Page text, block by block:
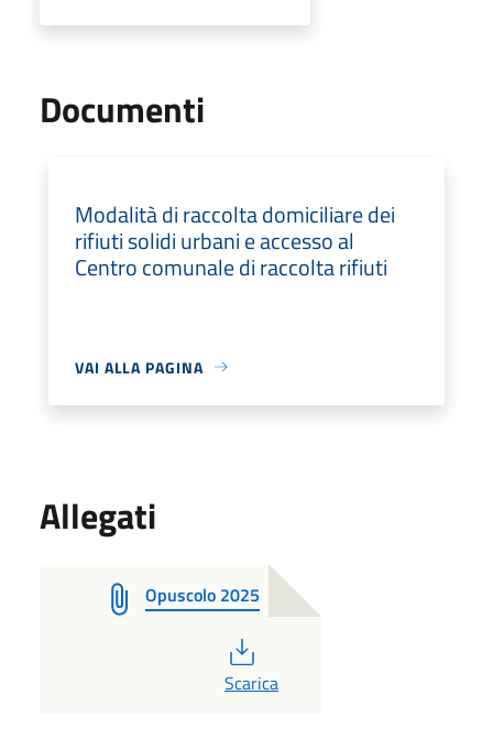
Documenti
Modalità di raccolta domiciliare dei
rifiuti solidi urbani e accesso al
Centro comunale di raccolta rifiuti
VAI ALLA PAGINA
Allegati
Opuscolo 2025
PDF
Scarica